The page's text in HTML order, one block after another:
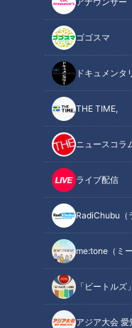
ゴゴスマ
ドキュメンタ
THE TIME,
ニュースコラ
ライブ配信
RadiChubu（
me:tone（ミー
「ビートルズ
アジア大会 愛
トしました。
3種のきのこが香る！
4日がかりの芸術！カ
元フレンチシェフが
オススメ関連コンテン
3種のきのこが香